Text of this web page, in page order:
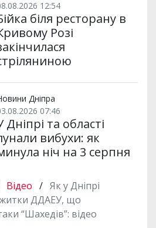
12:54
біля ресторану в
Розі
Дніпра
07:46
Дніпрі та області
вибухи: як
ніч на 3 серпня
Відео / Як у Дніпрі
ДДАЕУ, що
“Шахедів”: відео